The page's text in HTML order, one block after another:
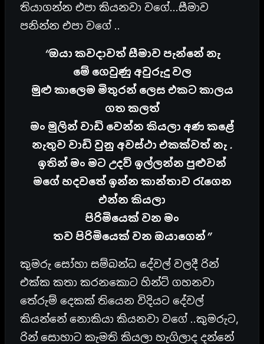
තියාගන්න එපා කියනවා වගේ…සීමාව
පනින්න එපා වගේ ..
“ඔයා කවදාවත් සීමාව පැන්නේ නැ
මේ ගෙවුණු අවුරුදු වල
මුළු කාලෙම මිතුරන් ලෙස එකට කාලය
ගත කලත්
මං මුලින් වාඩි වෙන්න කියලා අණ කළේ
නැතුව වාඩි වුනු අවස්ථා එකක්වත් නැ .
ඉතින් මං මට උදව් ඉල්ලන්න පුළුවන්
මගේ හදවතේ ඉන්න කාන්තාව රැගෙන
එන්න කියලා
පිරිමියෙක් වන මං
තව පිරිමියෙක් වන ඔයාගෙන්”
කුමරු සෝහා සම්බන්ධ දේවල් වලදී රින්
එක්ක කතා කරනකොට හින්ට් ගහනවා
තේරුම් දෙකක් තියෙන විදියට දේවල්
කියන්නේ නොකියා කියනවා වගේ ..කුමරුට,
රින් සොහාට කැමති කියලා හැගිලාද දන්නේ